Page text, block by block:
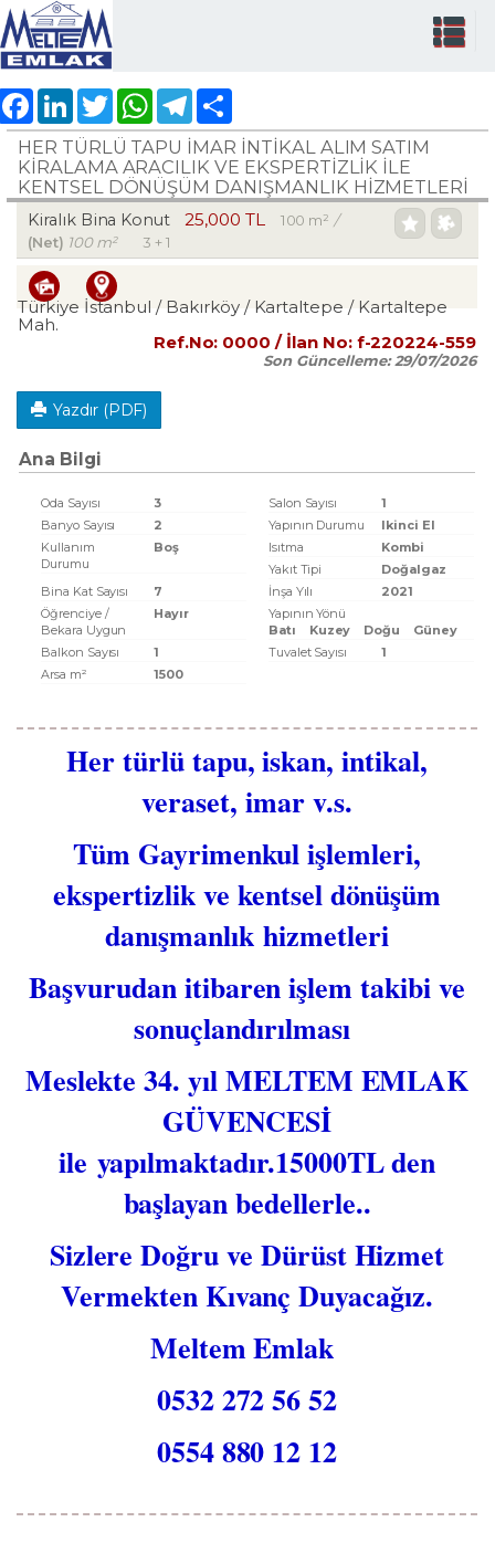
FacebookLinkedInTwitter WhatsAppTelegram
HER TÜRLÜ TAPU İMAR İNTİKAL ALIM SATIM
KİRALAMA ARACILIK VE EKSPERTİZLİK ILE
KENTSEL DÖNÜŞÜM DANIŞMANLIK HİZMETLERİ
Kiralık Bina Konut 25,000 TL 100 m² /
(Net) 100 m² 3 + 1
Türkiye İstanbul / Bakırköy/ Kartaltepe / Kartaltepe
Mah.
Ref.No: 0000 / İlan No: f-220224-559
Son Güncelleme:29/07/2026
Yazdır (PDF)
Ana Bilgi
Oda Sayısı 3 Salon Sayısı
1
Banyo Sayısı
2 Yapının Durumu
Ikinci El
Kullanım
Durumu
Boş Isıtma
Kombi
Yakıt Tipi
Doğalgaz
Bina Kat Sayısı
7 İnşa Yılı
2021
Öğrenciye /
Bekara Uygun
Hayır
Yapının Yönü
Batı
Kuzey Doğu
Güney
Balkon Sayısı
1 Tuvalet Sayısı
1
Arsa m²
1500
Her türlü tapu, iskan, intikal,
veraset, imar v.s.
Tüm Gayrimenkul işlemleri,
ekspertizlik ve kentsel dönüşüm
danışmanlık hizmetleri
Başvurudan itibaren işlem takibi ve
sonuçlandırılması
Meslekte 34. yıl ​MELTEM EMLAK
GÜVENCESİ
ile yapılmaktadır.15000TL den
başlayan bedellerle..
Sizlere Doğru ve Dürüst Hizmet
Vermekten Kıvanç Duyacağız.
Meltem Emlak
0532 272 56 52
0554 880 12 12